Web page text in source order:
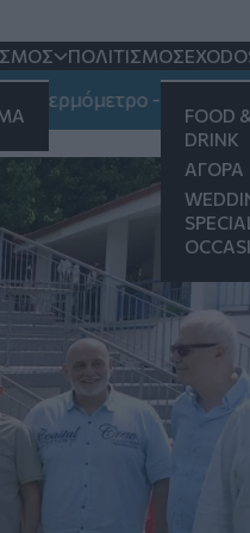
ΠΟΛΙΤΙΣΜΟΣ
FOOD &
DRINK
ΑΓΟΡΑ
- Πού υπάρχει
του